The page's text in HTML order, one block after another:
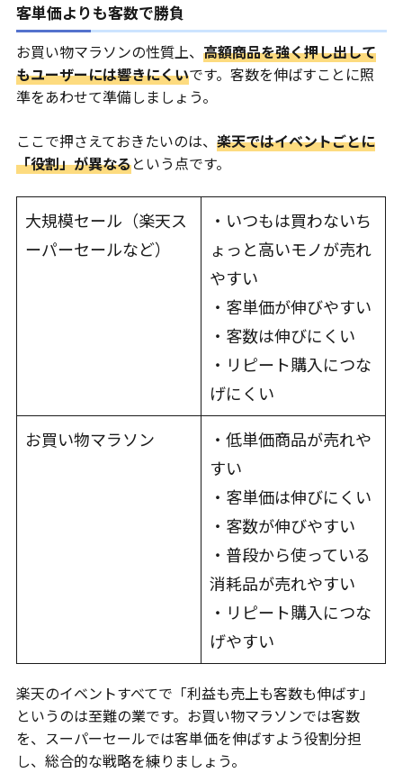
客単価よりも客数で勝負
お買い物マラソンの性質上、高額商品を強く押し出して
もユーザーには響きにくいです。客数を伸ばすことに照
準をあわせて準備しましょう。
ここで押さえておきたいのは、楽天ではイベントごとに
「役割」が異なるという点です。
大規模セール（楽天ス
ーパーセールなど）
・いつもは買わないち
ょっと高いモノが売れ
やすい
・客単価が伸びやすい
・客数は伸びにくい
・リピート購入につな
げにくい
お買い物マラソン
・低単価商品が売れや
すい
・客単価は伸びにくい
・客数が伸びやすい
・普段から使っている
消耗品が売れやすい
・リピート購入につな
げやすい
楽天のイベントすべてで「利益も売上も客数も伸ばす」
というのは至難の業です。お買い物マラソンでは客数
を、スーパーセールでは客単価を伸ばすよう役割分担
し、総合的な戦略を練りましょう。